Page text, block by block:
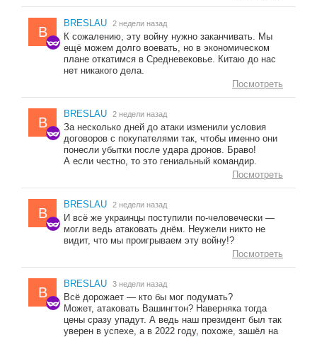
B
BRESLAU 2 недели назад
К сожалению, эту войну нужно заканчивать. Мы
ещё можем долго воевать, но в экономическом
плане откатимся в Средневековье. Китаю до нас
нет никакого дела.
Посмотреть
B
BRESLAU 2 недели назад
За несколько дней до атаки изменили условия
договоров с покупателями так, чтобы именно они
понесли убытки после удара дронов. Браво!
А если честно, то это гениальный командир.
Посмотреть
B
BRESLAU 2 недели назад
И всё же украинцы поступили по-человечески —
могли ведь атаковать днём. Неужели никто не
видит, что мы проигрываем эту войну!?
Посмотреть
B
BRESLAU 3 недели назад
Всё дорожает — кто бы мог подумать?
Может, атаковать Вашингтон? Наверняка тогда
цены сразу упадут. А ведь наш президент был так
уверен в успехе, а в 2022 году, похоже, зашёл на